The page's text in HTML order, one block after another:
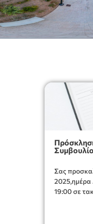
Σας
2025,ημέρα
19:00 σε